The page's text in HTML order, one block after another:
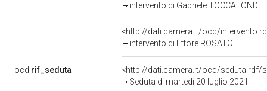
intervento di Gabriele TOCCAFONDI
<http://dati.camera.it/ocd/
intervento di Ettore ROSATO
ocd:rif_seduta
<http://dati.camera.it/ocd/seduta.rdf/
Seduta di martedì 20 luglio 2021